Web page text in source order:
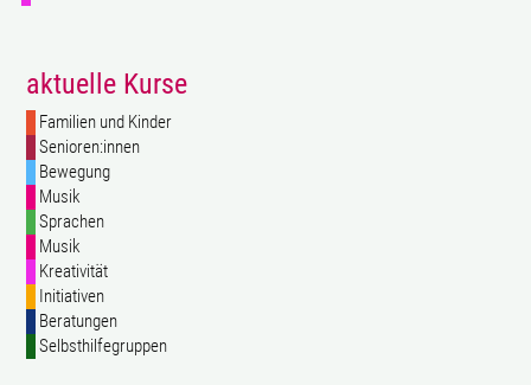
aktuelle Kurse
Familien und Kinder
Senioren:innen
Bewegung
Musik
Sprachen
Musik
Kreativität
Initiativen
Beratungen
Selbsthilfegruppen